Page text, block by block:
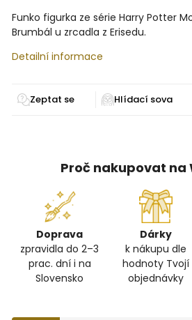
Funko figurka ze série Harry Potter
Brumbál u zrcadla z Erisedu.
Detailní informace
Zeptat se
Proč nakupovat na
Doprava
zpravidla do 2–3
prac. dní i na
Slovensko
Dárky
k nákupu dle
hodnoty Tvojí
objednávky